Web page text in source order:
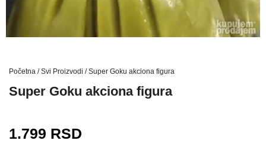
Početna /Svi Proizvodi / Super Goku akciona figura
Super Goku akciona figura
1.799 RSD